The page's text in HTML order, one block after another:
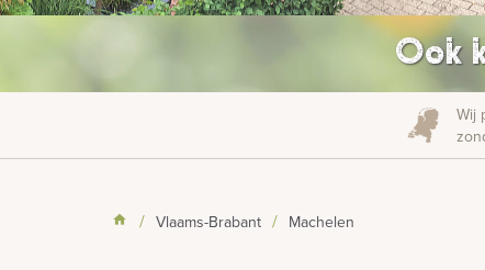
Ook
Wij
Vlaams-Brabant Machelen